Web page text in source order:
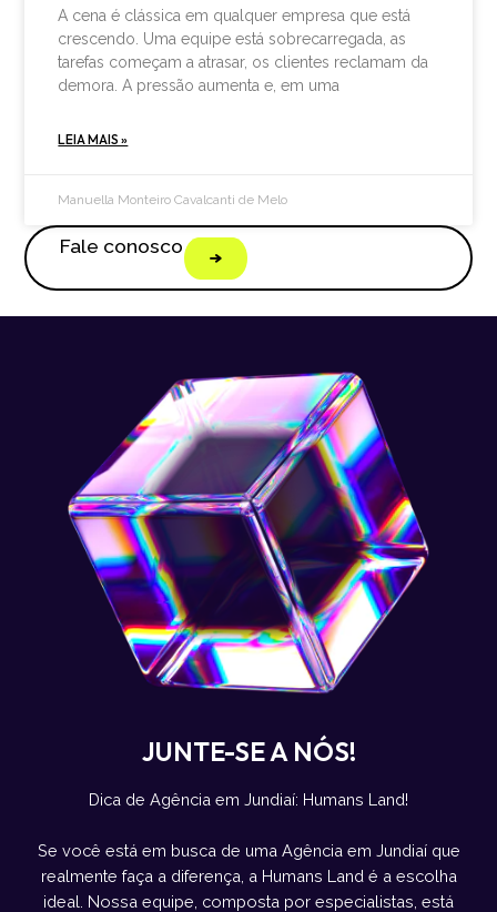
A cena é clássica em qualquer empresa que está
crescendo. Uma equipe está sobrecarregada, as
tarefas começam a atrasar, os clientes reclamam da
demora. A pressão aumenta e, em uma
LEIA MAIS »
Manuella Monteiro Cavalcanti de Melo
Fale conosco
JUNTE-SE A NÓS!
Dica de Agência em Jundiaí: Humans Land!
Se você está em busca de uma Agência em Jundiaí que
realmente faça a diferença, a Humans Land é a escolha
ideal. Nossa equipe, composta por especialistas, está